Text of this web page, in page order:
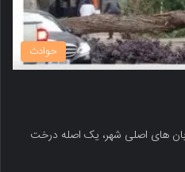
حوادث
های اصلی شهر، یک اصله درخت